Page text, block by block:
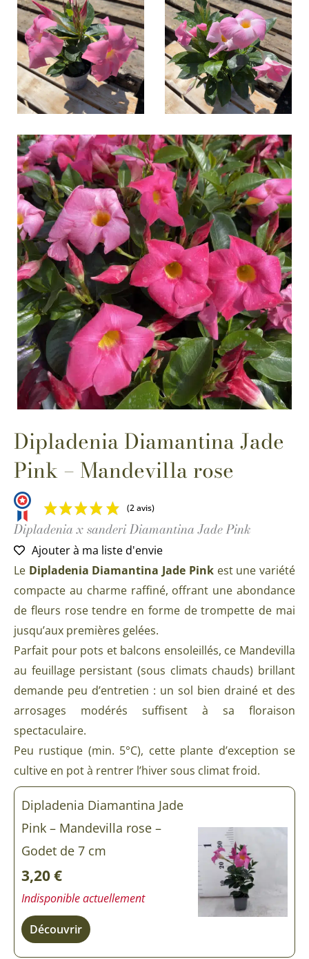
Dipladenia Diamantina Jade
Pink – Mandevilla rose
(2 avis)
Dipladenia x sanderi Diamantina Jade Pink
Ajouter à ma liste d'envie
Le Dipladenia Diamantina Jade Pinkest une variété
compacte au charme raffiné, offrant une abondance
de fleurs rose tendre en forme de trompette de mai
jusqu’aux premières gelées.
Parfait pour pots et balcons ensoleillés, ce Mandevilla
au feuillage persistant (sous climats chauds) brillant
demande peu d’entretien : un sol bien drainé et des
arrosages modérés suffisent à sa floraison
spectaculaire.
Peu rustique (min. 5°C), cette plante d’exception se
cultive en pot à rentrer l’hiver sous climat froid.
Dipladenia Diamantina Jade
Pink – Mandevilla rose –
Godet de 7 cm
3,20€
Indisponible actuellement
Découvrir